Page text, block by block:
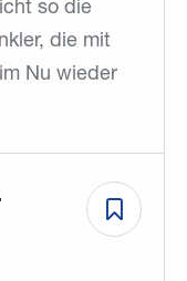
so die
die mit
Nu wieder